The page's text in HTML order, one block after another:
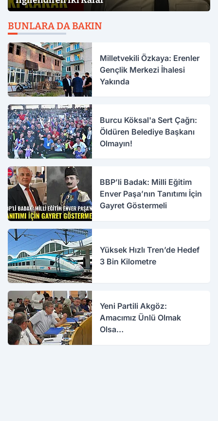
BUNLARA DA BAKIN
Milletvekili Özkaya: Erenler
Gençlik Merkezi İhalesi
Yakında
Burcu Köksal'a Sert Çağrı:
Öldüren Belediye Başkanı
Olmayın!
BBP’li Badak: Milli Eğitim
Enver Paşa’nın Tanıtımı İçin
Gayret Göstermeli
Yüksek Hızlı Tren’de Hedef
3 Bin Kilometre
Yeni Partili Akgöz:
Amacımız Ünlü Olmak
Olsa…